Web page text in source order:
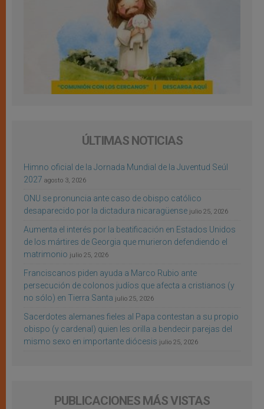
ÚLTIMAS NOTICIAS
Himno oficial de la Jornada Mundial de la Juventud Seúl
2027 agosto 3, 2026
ONU se pronuncia ante caso de obispo católico
desaparecido por la dictadura nicaragüense julio 25, 2026
Aumenta el interés por la beatificación en Estados Unidos
de los mártires de Georgia que murieron defendiendo el
matrimonio julio 25, 2026
Franciscanos piden ayuda a Marco Rubio ante
persecución de colonos judíos que afecta a cristianos (y
no sólo) en Tierra Santa julio 25, 2026
Sacerdotes alemanes fieles al Papa contestan a su propio
obispo (y cardenal) quien les orilla a bendecir parejas del
mismo sexo en importante diócesis julio 25, 2026
PUBLICACIONES MÁS VISTAS